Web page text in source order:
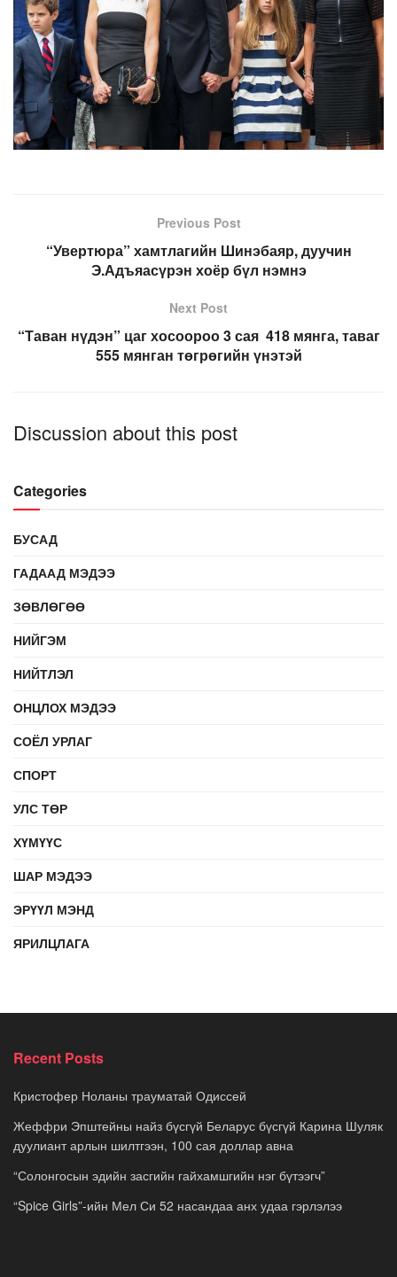
Previous Post
“Увертюра” хамтлагийн Шинэбаяр, дуучин
Э.Адъяасүрэн хоёр бүл нэмнэ
Next Post
“Таван нүдэн” цаг хосоороо 3 сая 418 мянга, таваг
555 мянган төгрөгийн үнэтэй
Discussion about this post
Categories
БУСАД
ГАДААД МЭДЭЭ
ЗӨВЛӨГӨӨ
НИЙГЭМ
НИЙТЛЭЛ
ОНЦЛОХ МЭДЭЭ
СОЁЛ УРЛАГ
СПОРТ
УЛС ТӨР
ХҮМҮҮС
ШАР МЭДЭЭ
ЭРҮҮЛ МЭНД
ЯРИЛЦЛАГА
Recent Posts
Кристофер Ноланы трауматай Одиссей
Жеффри Эпштейны найз бүсгүй Беларус бүсгүй Карина Шуляк
дуулиант арлын шилтгээн, 100 сая доллар авна
“Солонгосын эдийн засгийн гайхамшгийн нэг бүтээгч”
“Spice Girls”-ийн Мел Си 52 насандаа анх удаа гэрлэлээ